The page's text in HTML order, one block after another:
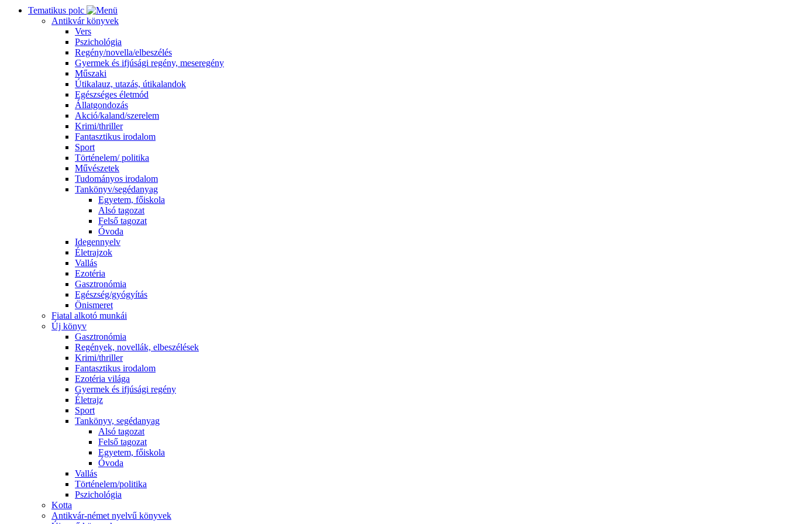
Tematikus polc
Antikvár könyvek
Vers
Pszichológia
Regény/novella/elbeszélés
Gyermek és ifjúsági regény, meseregény
Műszaki
Útikalauz, utazás, útikalandok
Egészséges életmód
Állatgondozás
Akció/kaland/szerelem
Krimi/thriller
Fantasztikus irodalom
Sport
Történelem/ politika
Művészetek
Tudományos irodalom
Tankönyv/segédanyag
Egyetem, főiskola
Alsó tagozat
Felső tagozat
Óvoda
Idegennyelv
Életrajzok
Vallás
Ezotéria
Gasztronómia
Egészség/gyógyítás
Önismeret
Fiatal alkotó munkái
Új könyv
Gasztronómia
Regények, novellák, elbeszélések
Krimi/thriller
Fantasztikus irodalom
Ezotéria világa
Gyermek és ifjúsági regény
Életrajz
Sport
Tankönyv, segédanyag
Alsó tagozat
Felső tagozat
Egyetem, főiskola
Óvoda
Vallás
Történelem/politika
Pszichológia
Kotta
Antikvár-német nyelvű könyvek